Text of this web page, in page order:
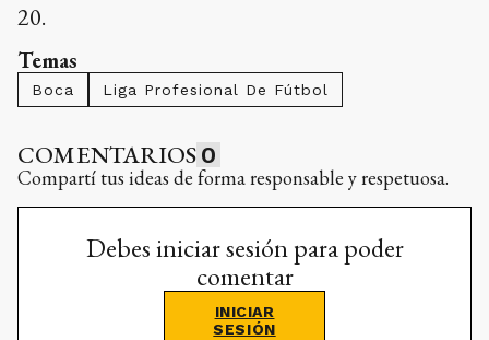
20.
Temas
Boca Liga Profesional De Fútbol
COMENTARIOS 0
Compartí tus ideas de forma responsable y respetuosa.
Debes iniciar sesión para poder
comentar
INICIAR
SESIÓN